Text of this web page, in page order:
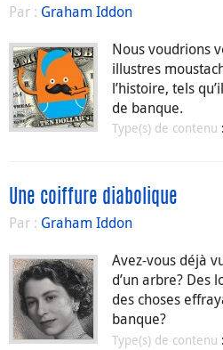
Par : Graham Iddon
Nous voudrions
illustres
l’histoire, tels
de banque.
Type(s) de contenu :
Une coiffure diabolique
Par : Graham Iddon
Avez-vous déjà
d’un arbre? Des
des choses
banque?
Type(s) de contenu :